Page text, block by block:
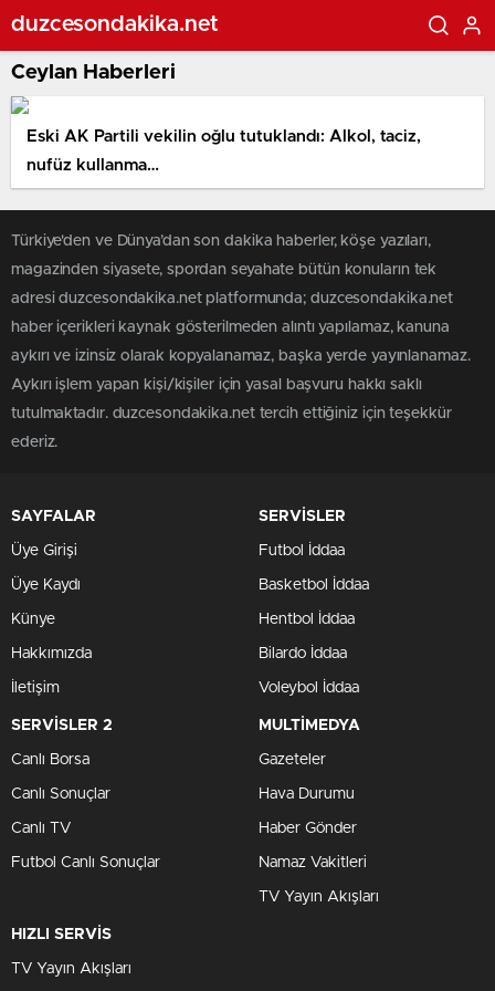
duzcesondakika.net
Ceylan Haberleri
Eski AK Partili vekilin oğlu tutuklandı: Alkol, taciz,
nufüz kullanma…
Türkiye'den ve Dünya’dan son dakika haberler, köşe yazıları,
magazinden siyasete, spordan seyahate bütün konuların tek
adresi duzcesondakika.net platformunda; duzcesondakika.net
haber içerikleri kaynak gösterilmeden alıntı yapılamaz, kanuna
aykırı ve izinsiz olarak kopyalanamaz, başka yerde yayınlanamaz.
Aykırı işlem yapan kişi/kişiler için yasal başvuru hakkı saklı
tutulmaktadır. duzcesondakika.net tercih ettiğiniz için teşekkür
ederiz.
SAYFALAR
Üye Girişi
Üye Kaydı
Künye
Hakkımızda
İletişim
SERVİSLER
Futbol İddaa
Basketbol İddaa
Hentbol İddaa
Bilardo İddaa
Voleybol İddaa
SERVİSLER 2
Canlı Borsa
Canlı Sonuçlar
Canlı TV
Futbol Canlı Sonuçlar
MULTİMEDYA
Gazeteler
Hava Durumu
Haber Gönder
Namaz Vakitleri
TV Yayın Akışları
HIZLI SERVİS
TV Yayın Akışları